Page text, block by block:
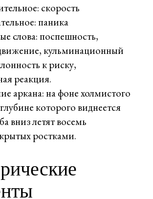
скорость
паника
слова: поспешность,
кульминационный
к риску,
реакция.
аркана: на фоне холмистого
которого виднеется
вниз летят восемь
ростками.